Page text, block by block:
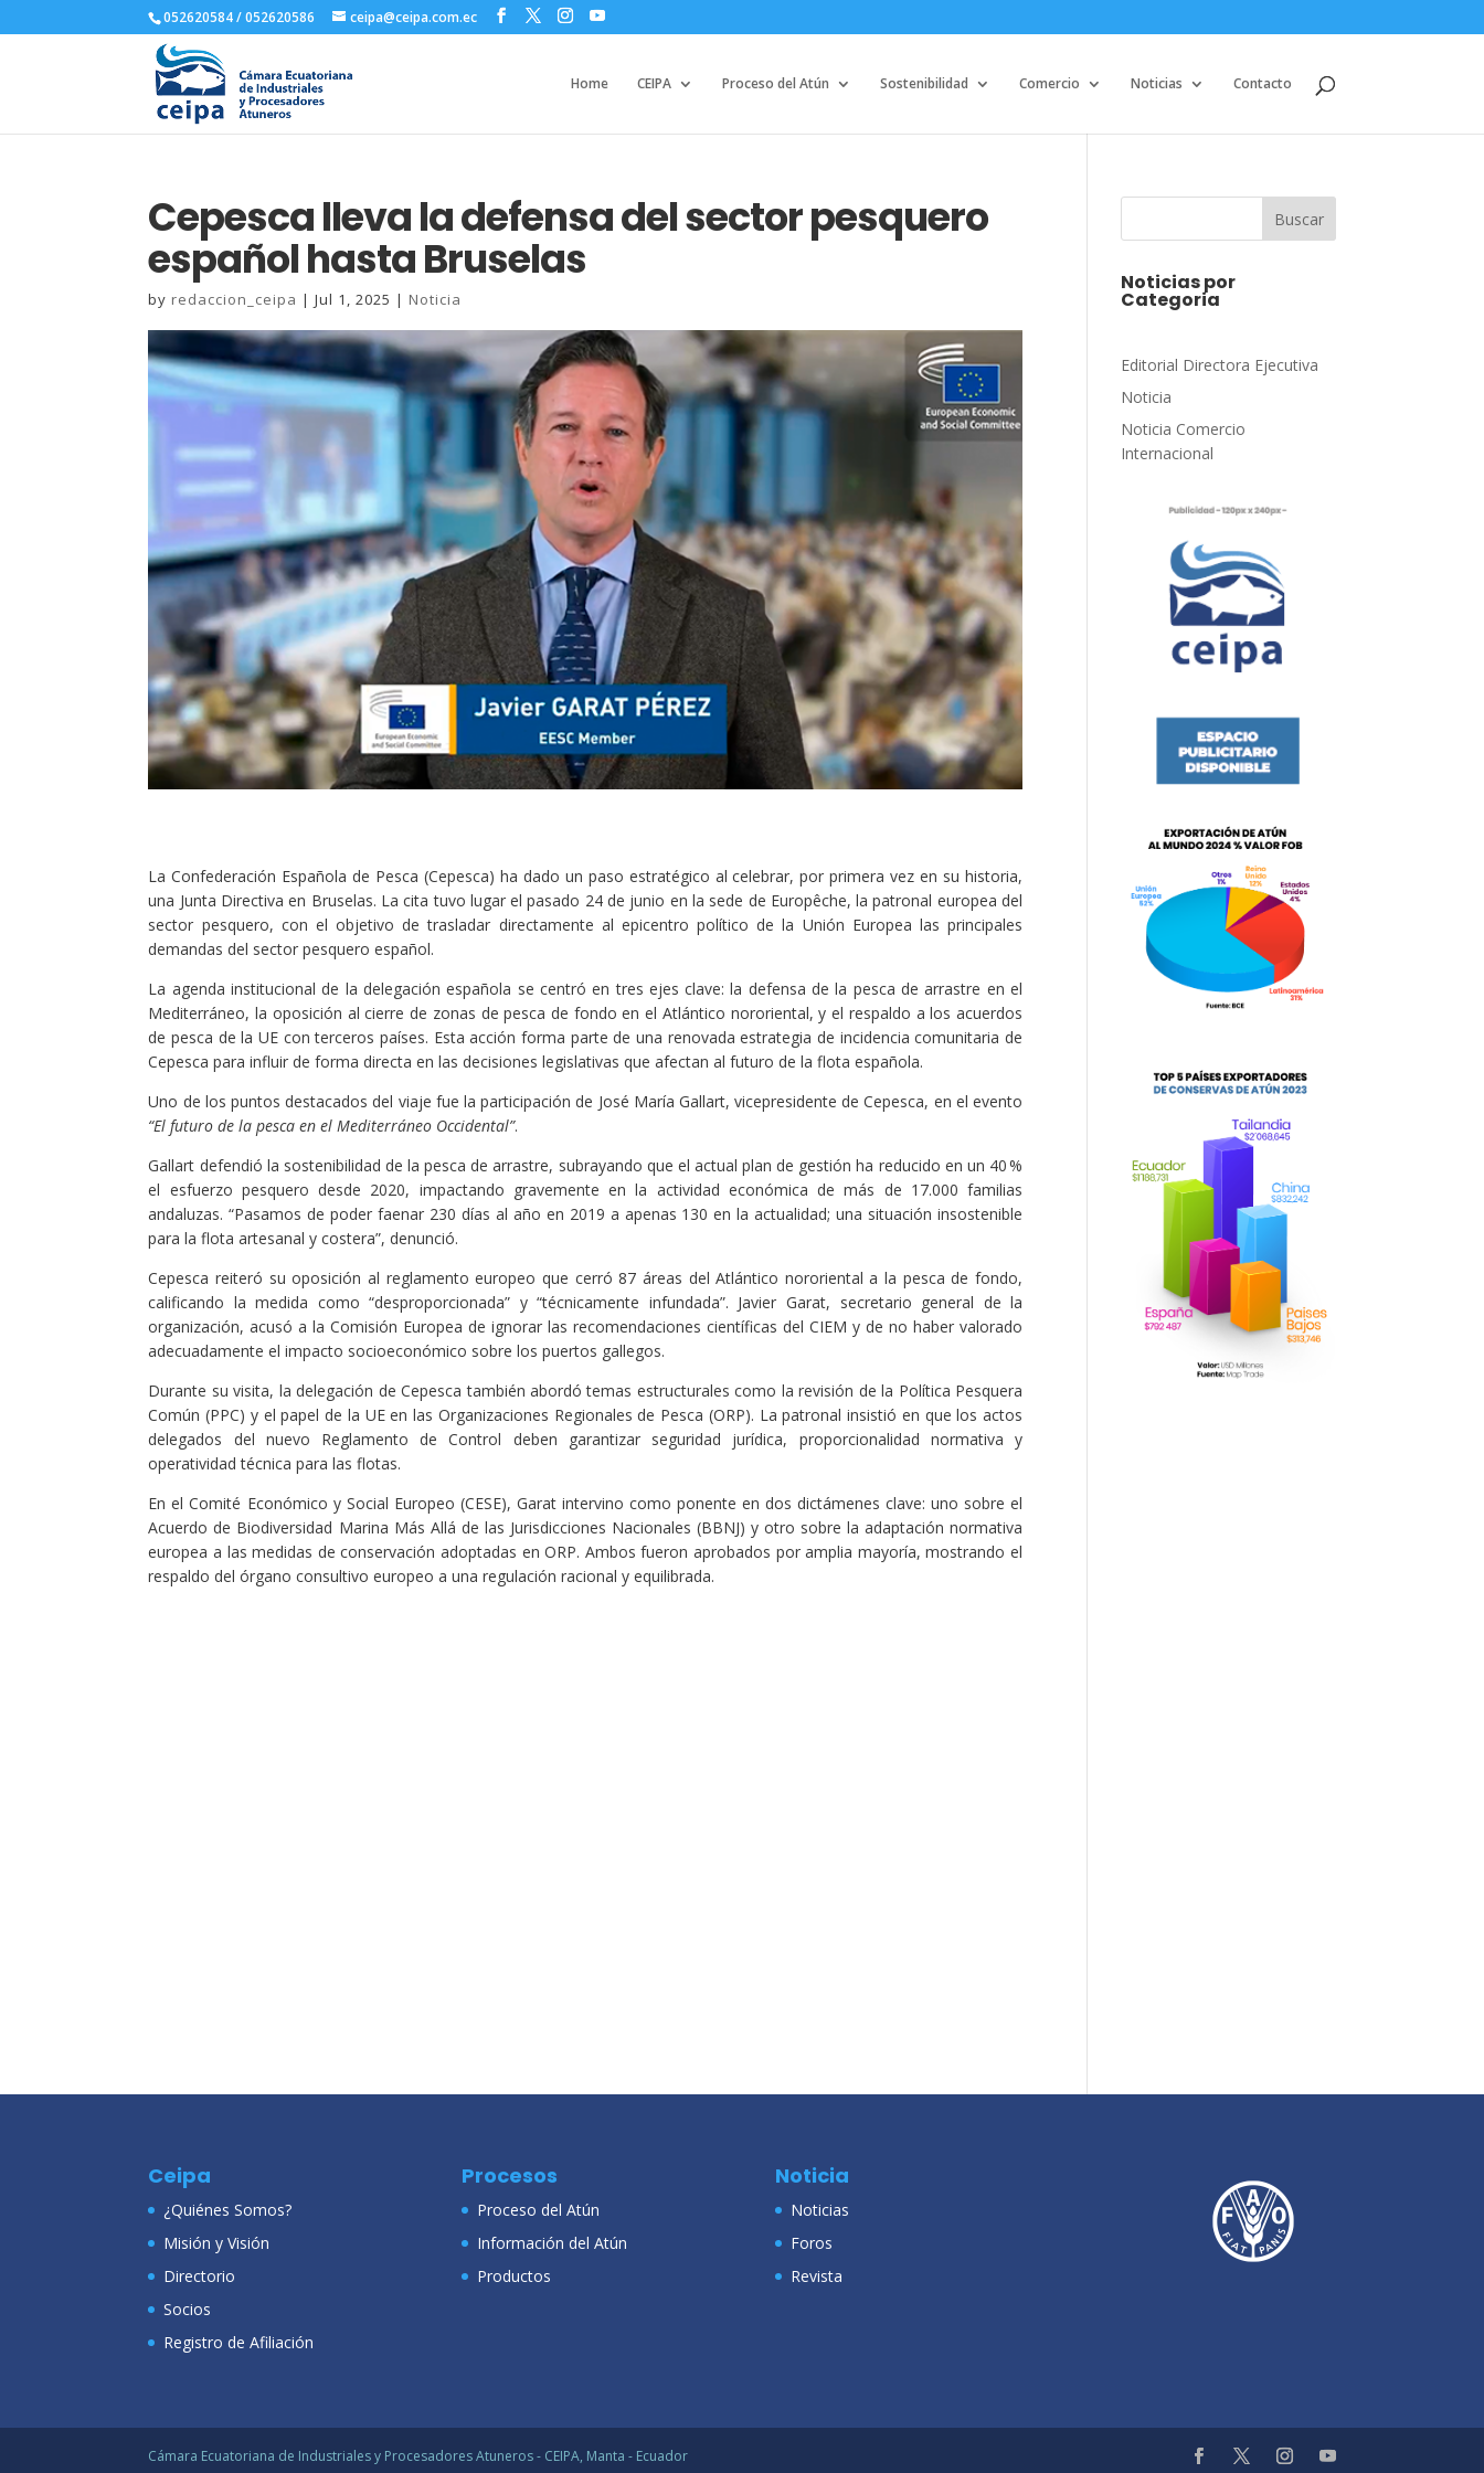
052620584 / 052620586 ceipa@ceipa.com.ec
Home CEIPA Proceso del Atún Sostenibilidad Comercio Noticias Contacto
Cepesca lleva la defensa del sector pesquero
español hasta Bruselas
by redaccion_ceipa |Jul 1, 2025 | Noticia
La Confederación Española de Pesca (Cepesca) ha dado un paso estratégico al celebrar, por primera vez en su historia,
una Junta Directiva en Bruselas. La cita tuvo lugar el pasado 24 de junio en la sede de Europêche, la patronal europea del
sector pesquero, con el objetivo de trasladar directamente al epicentro político de la Unión Europea las principales
demandas del sector pesquero español.
La agenda institucional de la delegación española se centró en tres ejes clave: la defensa de la pesca de arrastre en el
Mediterráneo, la oposición al cierre de zonas de pesca de fondo en el Atlántico nororiental, y el respaldo a los acuerdos
de pesca de la UE con terceros países. Esta acción forma parte de una renovada estrategia de incidencia comunitaria de
Cepesca para influir de forma directa en las decisiones legislativas que afectan al futuro de la flota española.
Uno de los puntos destacados del viaje fue la participación de José María Gallart, vicepresidente de Cepesca, en el evento
“El futuro de la pesca en el Mediterráneo Occidental”.
Gallart defendió la sostenibilidad de la pesca de arrastre, subrayando que el actual plan de gestión ha reducido en un 40 %
el esfuerzo pesquero desde 2020, impactando gravemente en la actividad económica de más de 17.000 familias
andaluzas. “Pasamos de poder faenar 230 días al año en 2019 a apenas 130 en la actualidad; una situación insostenible
para la flota artesanal y costera”, denunció.
Cepesca reiteró su oposición al reglamento europeo que cerró 87 áreas del Atlántico nororiental a la pesca de fondo,
calificando la medida como “desproporcionada” y “técnicamente infundada”. Javier Garat, secretario general de la
organización, acusó a la Comisión Europea de ignorar las recomendaciones científicas del CIEM y de no haber valorado
adecuadamente el impacto socioeconómico sobre los puertos gallegos.
Durante su visita, la delegación de Cepesca también abordó temas estructurales como larevisión de la Política Pesquera
Común (PPC) y el papel de la UE en las Organizaciones Regionales de Pesca (ORP). La patronal insistió en que los actos
delegados del nuevo Reglamento de Control deben garantizar seguridad jurídica, proporcionalidad normativa y
operatividad técnica para las flotas.
En el Comité Económico y Social Europeo (CESE), Garat intervino como ponente en dos dictámenes clave: uno sobre el
Acuerdo de Biodiversidad Marina Más Allá de las Jurisdicciones Nacionales (BBNJ) y otro sobre la adaptación normativa
europea a las medidas de conservación adoptadas en ORP. Ambos fueron aprobados por amplia mayoría, mostrando el
respaldo del órgano consultivo europeo a una regulación racional y equilibrada.
Buscar
Noticias por
Categoria
Editorial Directora Ejecutiva
Noticia
Noticia Comercio
Internacional
Ceipa
¿Quiénes Somos?
Misión y Visión
Directorio
Socios
Registro de Afiliación
Procesos
Proceso del Atún
Información del Atún
Productos
Noticia
Noticias
Foros
Revista
Cámara Ecuatoriana de Industriales y Procesadores Atuneros - CEIPA, Manta - Ecuador